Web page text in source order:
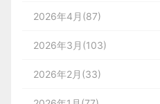
2026年4月(87)
2026年3月(103)
2026年2月(33)